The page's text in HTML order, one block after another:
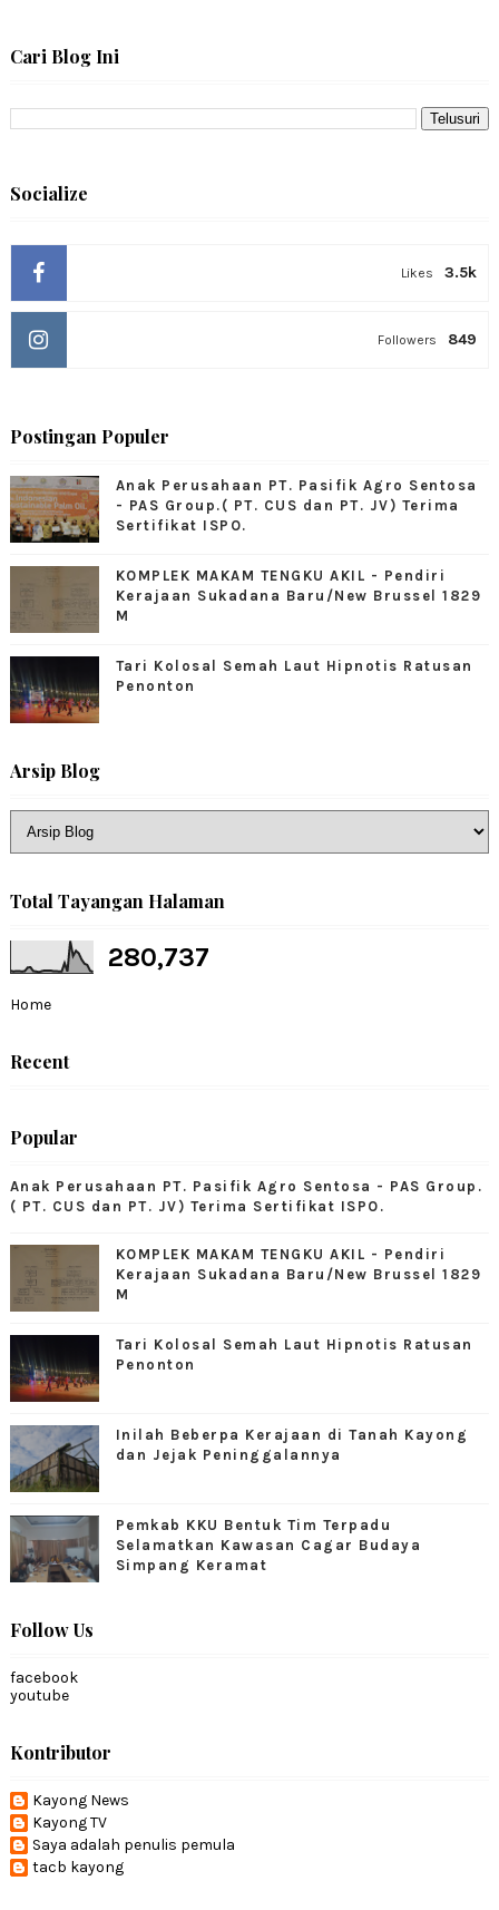
Cari Blog Ini
Socialize
3.5k
Likes
849
Followers
Postingan Populer
Anak Perusahaan PT. Pasifik Agro Sentosa
- PAS Group.( PT. CUS dan PT. JV) Terima
Sertifikat ISPO.
KOMPLEK MAKAM TENGKU AKIL - Pendiri
Kerajaan Sukadana Baru/New Brussel 1829
M
Tari Kolosal Semah Laut Hipnotis Ratusan
Penonton
Arsip Blog
Total Tayangan Halaman
280,737
Home
Recent
Popular
Anak Perusahaan PT. Pasifik Agro Sentosa - PAS Group.
( PT. CUS dan PT. JV) Terima Sertifikat ISPO.
KOMPLEK MAKAM TENGKU AKIL - Pendiri
Kerajaan Sukadana Baru/New Brussel 1829
M
Tari Kolosal Semah Laut Hipnotis Ratusan
Penonton
Inilah Beberpa Kerajaan di Tanah Kayong
dan Jejak Peninggalannya
Pemkab KKU Bentuk Tim Terpadu
Selamatkan Kawasan Cagar Budaya
Simpang Keramat
Follow Us
facebook
youtube
Kontributor
Kayong News
Kayong TV
Saya adalah penulis pemula
tacb kayong